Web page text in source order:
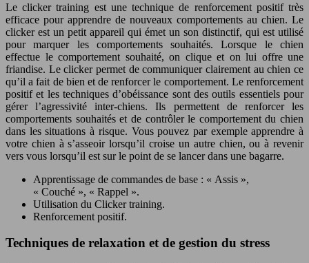
Le clicker training est une technique de renforcement positif très
efficace pour apprendre de nouveaux comportements au chien. Le
clicker est un petit appareil qui émet un son distinctif, qui est utilisé
pour marquer les comportements souhaités. Lorsque le chien
effectue le comportement souhaité, on clique et on lui offre une
friandise. Le clicker permet de communiquer clairement au chien ce
qu’il a fait de bien et de renforcer le comportement. Le renforcement
positif et les techniques d’obéissance sont des outils essentiels pour
gérer l’agressivité inter-chiens. Ils permettent de renforcer les
comportements souhaités et de contrôler le comportement du chien
dans les situations à risque. Vous pouvez par exemple apprendre à
votre chien à s’asseoir lorsqu’il croise un autre chien, ou à revenir
vers vous lorsqu’il est sur le point de se lancer dans une bagarre.
Apprentissage de commandes de base : « Assis »,
« Couché », « Rappel ».
Utilisation du Clicker training.
Renforcement positif.
Techniques de relaxation et de gestion du stress